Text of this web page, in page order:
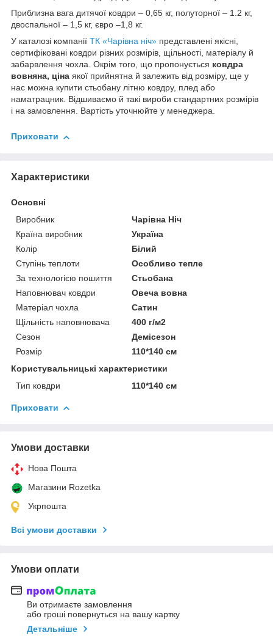
Приблизна вага дитячої ковдри – 0,65 кг, полуторної – 1.2 кг,
двоспальної – 1,5 кг, євро –1,8 кг.
У каталозі компанії ТК «Чарівна ніч» представлені якісні,
сертифіковані ковдри різних розмірів, щільності, матеріалу й
забарвлення чохла. Окрім того, що пропонується ковдра
вовняна, ціна якої прийнятна й залежить від розміру, ще у
нас можна купити стьобану літню ковдру, плед або
наматрацник. Відшиваємо й такі вироби стандартних розмірів
і на замовлення. Вартість уточнюйте у менеджера.
Приховати
Характеристики
Основні
Виробник
Чарівна Ніч
Країна виробник
Україна
Колір
Білий
Ступінь теплоти
Особливо тепле
За технологією пошиття
Стьобана
Наповнювач ковдри
Овеча вовна
Матеріал чохла
Сатин
Щільність наповнювача
400 г/м2
Сезон
Демісезон
Розмір
110*140 см
Користувальницькі характеристики
Тип ковдри
110*140 см
Приховати
Умови доставки
Нова Пошта
Магазини Rozetka
Укрпошта
Всі умови доставки
Умови оплати
Ви отримаєте замовлення
або гроші повернуться на вашу картку
Детальніше